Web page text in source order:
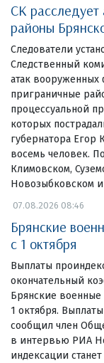
СК
районы
Следователи
Следственный
атак
приграничные
процессуальной
которых
губернатора Егор
восемь человек.
Климовском,
Новозыбковском
07.08.2026 08:46
Брянские
с 1 октября
Выплаты
окончательный
Брянские военные
1 октября.
сообщил член
в интервью РИА
индексации